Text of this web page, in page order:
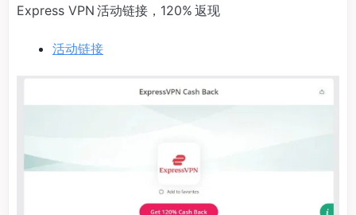
Express VPN 活动链接，120% 返现
活动链接